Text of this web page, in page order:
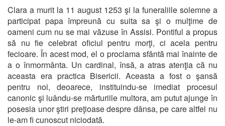
Clara a murit la 11 august 1253 şi la funeraliile solemne a
participat papa împreună cu suita sa şi o mulţime de
oameni cum nu se mai văzuse în Assisi. Pontiful a propus
să nu fie celebrat oficiul pentru morţi, ci acela pentru
fecioare. În acest mod, el o proclama sfântă mai înainte de
a o înmormânta. Un cardinal, însă, a atras atenţia că nu
aceasta era practica Bisericii. Aceasta a fost o şansă
pentru noi, deoarece, instituindu-se imediat procesul
canonic şi luându-se mărturiile multora, am putut ajunge în
posesia unor ştiri preţioase despre dânsa, pe care altfel nu
le-am fi cunoscut niciodată.